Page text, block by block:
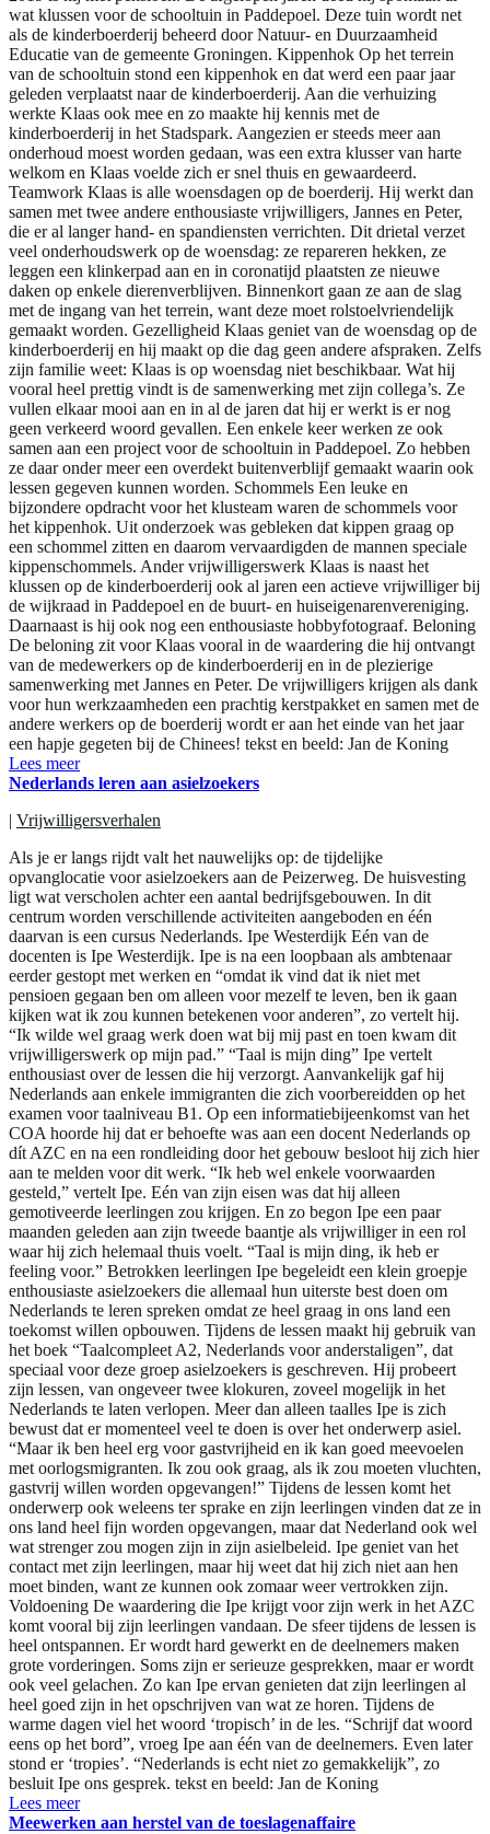
wat klussen voor de schooltuin in Paddepoel. Deze tuin wordt net
als de kinderboerderij beheerd door Natuur- en Duurzaamheid
Educatie van de gemeente Groningen. Kippenhok Op het terrein
van de schooltuin stond een kippenhok en dat werd een paar jaar
geleden verplaatst naar de kinderboerderij. Aan die verhuizing
werkte Klaas ook mee en zo maakte hij kennis met de
kinderboerderij in het Stadspark. Aangezien er steeds meer aan
onderhoud moest worden gedaan, was een extra klusser van harte
welkom en Klaas voelde zich er snel thuis en gewaardeerd.
Teamwork Klaas is alle woensdagen op de boerderij. Hij werkt dan
samen met twee andere enthousiaste vrijwilligers, Jannes en Peter,
die er al langer hand- en spandiensten verrichten. Dit drietal verzet
veel onderhoudswerk op de woensdag: ze repareren hekken, ze
leggen een klinkerpad aan en in coronatijd plaatsten ze nieuwe
daken op enkele dierenverblijven. Binnenkort gaan ze aan de slag
met de ingang van het terrein, want deze moet rolstoelvriendelijk
gemaakt worden. Gezelligheid Klaas geniet van de woensdag op de
kinderboerderij en hij maakt op die dag geen andere afspraken. Zelfs
zijn familie weet: Klaas is op woensdag niet beschikbaar. Wat hij
vooral heel prettig vindt is de samenwerking met zijn collega’s. Ze
vullen elkaar mooi aan en in al de jaren dat hij er werkt is er nog
geen verkeerd woord gevallen. Een enkele keer werken ze ook
samen aan een project voor de schooltuin in Paddepoel. Zo hebben
ze daar onder meer een overdekt buitenverblijf gemaakt waarin ook
lessen gegeven kunnen worden. Schommels Een leuke en
bijzondere opdracht voor het klusteam waren de schommels voor
het kippenhok. Uit onderzoek was gebleken dat kippen graag op
een schommel zitten en daarom vervaardigden de mannen speciale
kippenschommels. Ander vrijwilligerswerk Klaas is naast het
klussen op de kinderboerderij ook al jaren een actieve vrijwilliger bij
de wijkraad in Paddepoel en de buurt- en huiseigenarenvereniging.
Daarnaast is hij ook nog een enthousiaste hobbyfotograaf. Beloning
De beloning zit voor Klaas vooral in de waardering die hij ontvangt
van de medewerkers op de kinderboerderij en in de plezierige
samenwerking met Jannes en Peter. De vrijwilligers krijgen als dank
voor hun werkzaamheden een prachtig kerstpakket en samen met de
andere werkers op de boerderij wordt er aan het einde van het jaar
een hapje gegeten bij de Chinees! tekst en beeld: Jan de Koning
Lees meer
Nederlands leren aan asielzoekers
| Vrijwilligersverhalen
Als je er langs rijdt valt het nauwelijks op: de tijdelijke
opvanglocatie voor asielzoekers aan de Peizerweg. De huisvesting
ligt wat verscholen achter een aantal bedrijfsgebouwen. In dit
centrum worden verschillende activiteiten aangeboden en één
daarvan is een cursus Nederlands. Ipe Westerdijk Eén van de
docenten is Ipe Westerdijk. Ipe is na een loopbaan als ambtenaar
eerder gestopt met werken en “omdat ik vind dat ik niet met
pensioen gegaan ben om alleen voor mezelf te leven, ben ik gaan
kijken wat ik zou kunnen betekenen voor anderen”, zo vertelt hij.
“Ik wilde wel graag werk doen wat bij mij past en toen kwam dit
vrijwilligerswerk op mijn pad.” “Taal is mijn ding” Ipe vertelt
enthousiast over de lessen die hij verzorgt. Aanvankelijk gaf hij
Nederlands aan enkele immigranten die zich voorbereidden op het
examen voor taalniveau B1. Op een informatiebijeenkomst van het
COA hoorde hij dat er behoefte was aan een docent Nederlands op
dít AZC en na een rondleiding door het gebouw besloot hij zich hier
aan te melden voor dit werk. “Ik heb wel enkele voorwaarden
gesteld,” vertelt Ipe. Eén van zijn eisen was dat hij alleen
gemotiveerde leerlingen zou krijgen. En zo begon Ipe een paar
maanden geleden aan zijn tweede baantje als vrijwilliger in een rol
waar hij zich helemaal thuis voelt. “Taal is mijn ding, ik heb er
feeling voor.” Betrokken leerlingen Ipe begeleidt een klein groepje
enthousiaste asielzoekers die allemaal hun uiterste best doen om
Nederlands te leren spreken omdat ze heel graag in ons land een
toekomst willen opbouwen. Tijdens de lessen maakt hij gebruik van
het boek “Taalcompleet A2, Nederlands voor anderstaligen”, dat
speciaal voor deze groep asielzoekers is geschreven. Hij probeert
zijn lessen, van ongeveer twee klokuren, zoveel mogelijk in het
Nederlands te laten verlopen. Meer dan alleen taalles Ipe is zich
bewust dat er momenteel veel te doen is over het onderwerp asiel.
“Maar ik ben heel erg voor gastvrijheid en ik kan goed meevoelen
met oorlogsmigranten. Ik zou ook graag, als ik zou moeten vluchten,
gastvrij willen worden opgevangen!” Tijdens de lessen komt het
onderwerp ook weleens ter sprake en zijn leerlingen vinden dat ze in
ons land heel fijn worden opgevangen, maar dat Nederland ook wel
wat strenger zou mogen zijn in zijn asielbeleid. Ipe geniet van het
contact met zijn leerlingen, maar hij weet dat hij zich niet aan hen
moet binden, want ze kunnen ook zomaar weer vertrokken zijn.
Voldoening De waardering die Ipe krijgt voor zijn werk in het AZC
komt vooral bij zijn leerlingen vandaan. De sfeer tijdens de lessen is
heel ontspannen. Er wordt hard gewerkt en de deelnemers maken
grote vorderingen. Soms zijn er serieuze gesprekken, maar er wordt
ook veel gelachen. Zo kan Ipe ervan genieten dat zijn leerlingen al
heel goed zijn in het opschrijven van wat ze horen. Tijdens de
warme dagen viel het woord ‘tropisch’ in de les. “Schrijf dat woord
eens op het bord”, vroeg Ipe aan één van de deelnemers. Even later
stond er ‘tropies’. “Nederlands is echt niet zo gemakkelijk”, zo
besluit Ipe ons gesprek. tekst en beeld: Jan de Koning
Lees meer
Meewerken aan herstel van de toeslagenaffaire